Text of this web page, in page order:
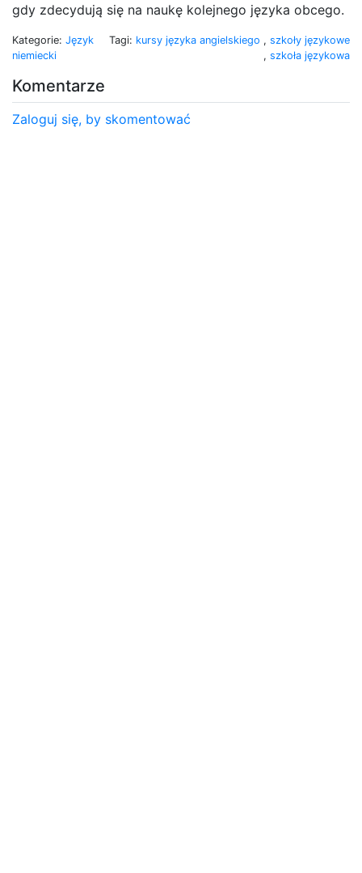
gdy zdecydują się na naukę kolejnego języka obcego.
Kategorie: Język
niemiecki
Tagi: kursy języka angielskiego , szkoły językowe
, szkoła językowa
Komentarze
Zaloguj się, by skomentować